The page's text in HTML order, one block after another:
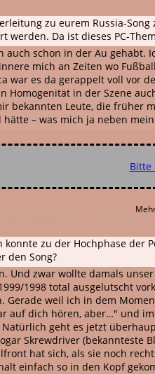
zu eurem Russia-
werden. Da ist dieses PC-
auch schon in der Au
mich an Zeiten wo
war es da gerappelt voll vor
Homogenität in der Szene
bekannten Leute, die früher
hätte – was mich ja neben
Bitte
konnte zu der Hochphase
den Song?
Und zwar wollte damals
1998 total ausgelutscht
Gerade weil ich in dem
auf dich hören, aber…" und
geht es jetzt
Skrewdriver (bekannteste
hat sich, als sie noch
einfach so in den Kopf